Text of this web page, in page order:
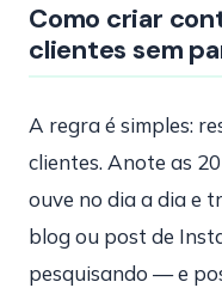
Como criar
clientes sem
A regra é simples:
clientes. Anote as
ouve no dia a dia e
blog ou post de
pesquisando — e